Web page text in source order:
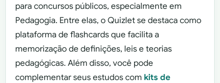
para concursos públicos, especialmente em
Pedagogia. Entre elas, o Quizlet se destaca como
plataforma de flashcards que facilita a
memorização de definições, leis e teorias
pedagógicas. Além disso, você pode
complementar seus estudos com kits de